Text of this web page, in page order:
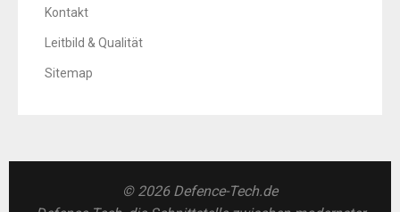
Kontakt
Leitbild & Qualität
Sitemap
© 2026 Defence-Tech.de